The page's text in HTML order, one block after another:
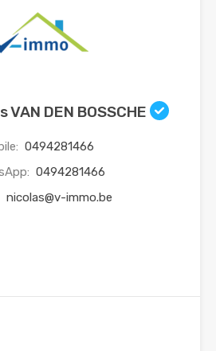
DEN BOSSCHE
0494281466
0494281466
nicolas@v-immo.be